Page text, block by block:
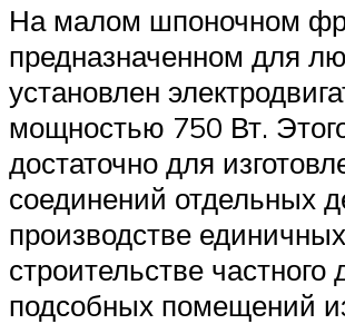
На малом шпоночном
предназначенном для
установлен
мощностью 750 Вт.
достаточно для
соединений отдельных
производстве
строительстве частного
подсобных помещений